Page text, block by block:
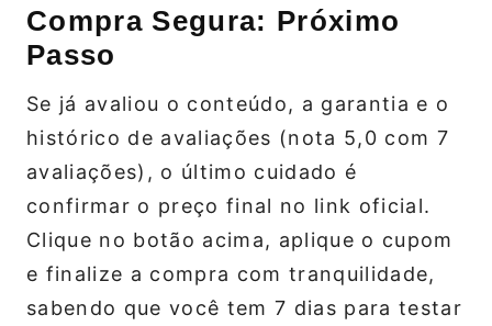
Compra Segura: Próximo
Passo
Se já avaliou o conteúdo, a garantia e o
histórico de avaliações (nota 5,0 com 7
avaliações), o último cuidado é
confirmar o preço final no link oficial.
Clique no botão acima, aplique o cupom
e finalize a compra com tranquilidade,
sabendo que você tem 7 dias para testar